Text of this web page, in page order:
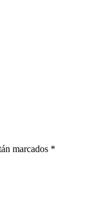
marcados *